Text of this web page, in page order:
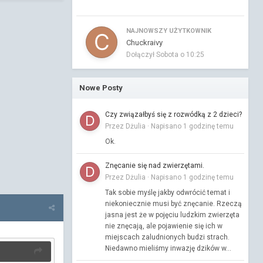
NAJNOWSZY UŻYTKOWNIK
Chuckraivy
Dołączył Sobota o 10:25
Nowe Posty
Czy związałbyś się z rozwódką z 2 dzieci?
Przez Dżulia · Napisano 1 godzinę temu
Ok.
Znęcanie się nad zwierzętami.
Przez Dżulia · Napisano 1 godzinę temu
Tak sobie myślę jakby odwrócić temat i
niekoniecznie musi być znęcanie. Rzeczą
jasna jest że w pojęciu ludzkim zwierzęta
nie znęcają, ale pojawienie się ich w
miejscach zaludnionych budzi strach.
Niedawno mieliśmy inwazję dzików w...